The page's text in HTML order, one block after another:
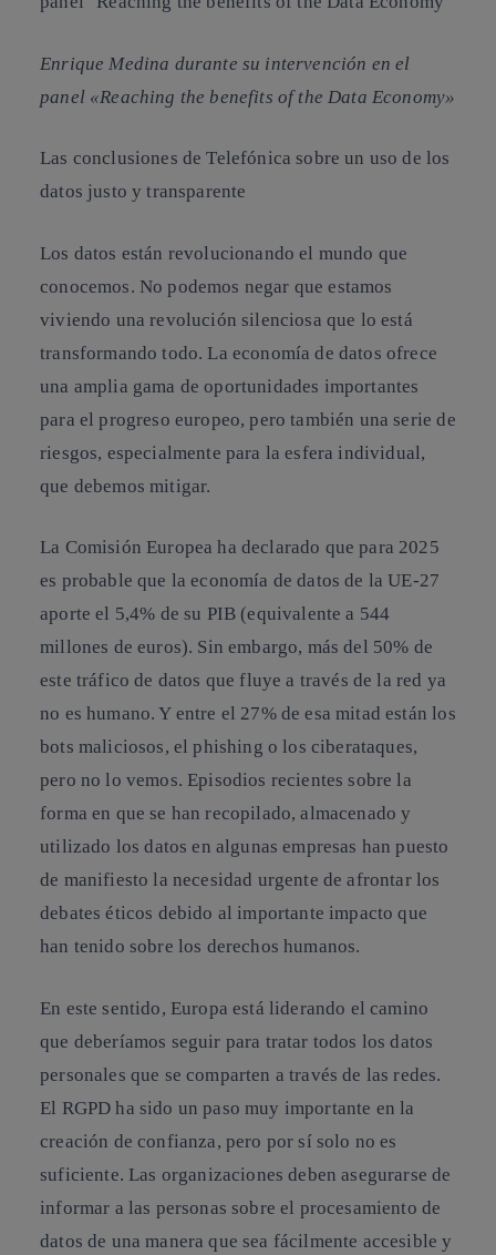
Enrique Medina durante su intervención en el
panel «Reaching the benefits of the Data Economy»
Las conclusiones de Telefónica sobre un uso de los
datos justo y transparente
Los datos están revolucionando el mundo que
conocemos. No podemos negar que estamos
viviendo una revolución silenciosa que lo está
transformando todo. La economía de datos ofrece
una amplia gama de oportunidades importantes
para el progreso europeo, pero también una serie de
riesgos, especialmente para la esfera individual,
que debemos mitigar.
La Comisión Europea ha declarado quepara 2025
es probable que la economía de datos de la UE-27
aporte el 5,4% de su PIB (equivalente a 544
millones de euros). Sin embargo, más del 50% de
este tráfico de datos que fluye a través de la red ya
no es humano. Y entre el 27% de esa mitad están los
bots maliciosos, el phishing o los ciberataques,
pero no lo vemos. Episodios recientes sobre la
forma en que se han recopilado, almacenado y
utilizado los datos en algunas empresas han puesto
de manifiesto la necesidad urgente de afrontar los
debates éticos debido al importante impacto que
han tenido sobre los derechos humanos.
En este sentido, Europa está liderando el camino
que deberíamos seguir para tratar todos los datos
personales que se comparten a través de las redes.
El RGPD ha sido un paso muy importante en la
creación de confianza, pero por sí solo no es
suficiente. Las organizaciones deben asegurarse de
informar a las personas sobre el procesamiento de
datos de una manera que sea fácilmente accesible y